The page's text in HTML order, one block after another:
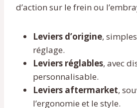
d’action sur le frein ou
Leviers d’origine,
réglage.
Leviers réglables, avec
personnalisable.
Leviers aftermarket,
l’ergonomie et le style.